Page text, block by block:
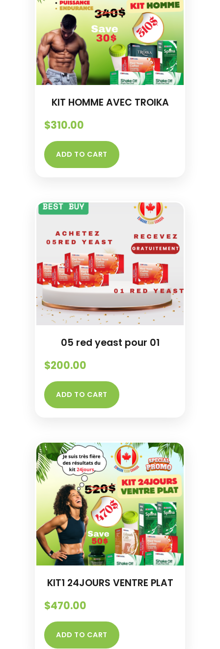
KIT HOMME AVEC TROIKA
$310.00
ADD TO CART
05 red yeast pour 01
$200.00
ADD TO CART
KIT1 24JOURS VENTRE PLAT
$470.00
ADD TO CART